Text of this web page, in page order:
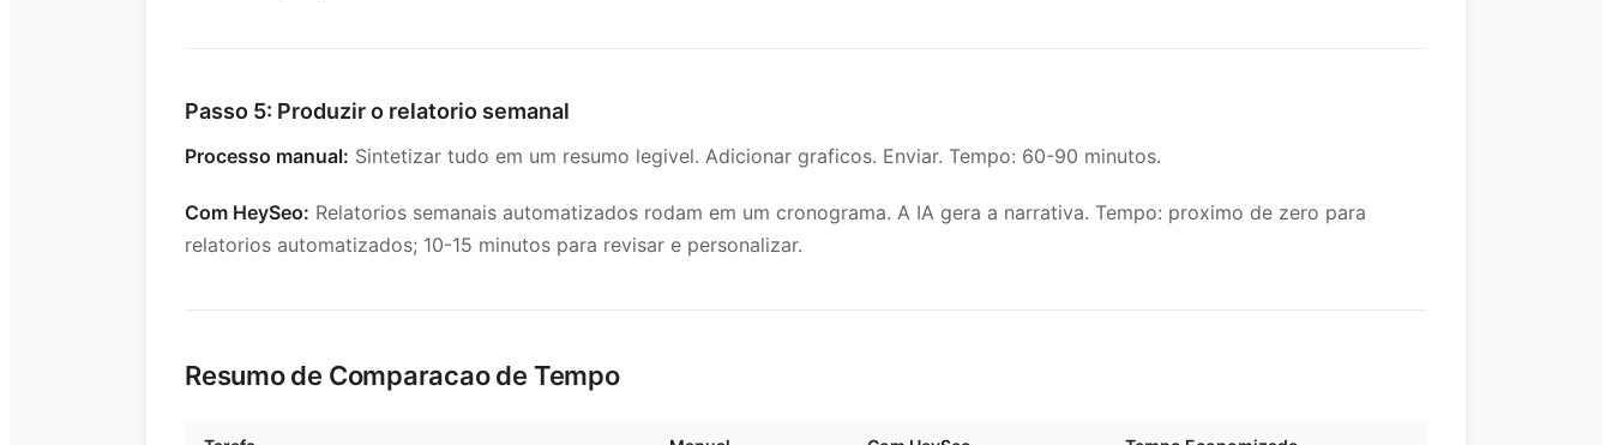
Passo 5: Produzir o relatorio semanal
Processo manual: Sintetizar tudo em um resumo legivel. Adicionar graficos. Enviar. Tempo: 60-90 minutos.
Com HeySeo: Relatorios semanais automatizados rodam em um cronograma. A IA gera a narrativa. Tempo: proximo de zero para
relatorios automatizados; 10-15 minutos para revisar e personalizar.
Resumo de Comparacao de Tempo